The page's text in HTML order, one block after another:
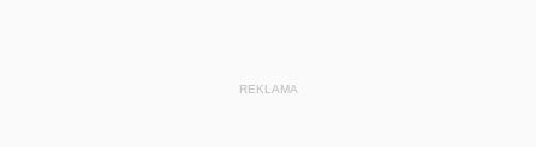
REKLAMA